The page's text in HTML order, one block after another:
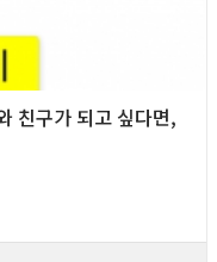
친구가 되고 싶다면,